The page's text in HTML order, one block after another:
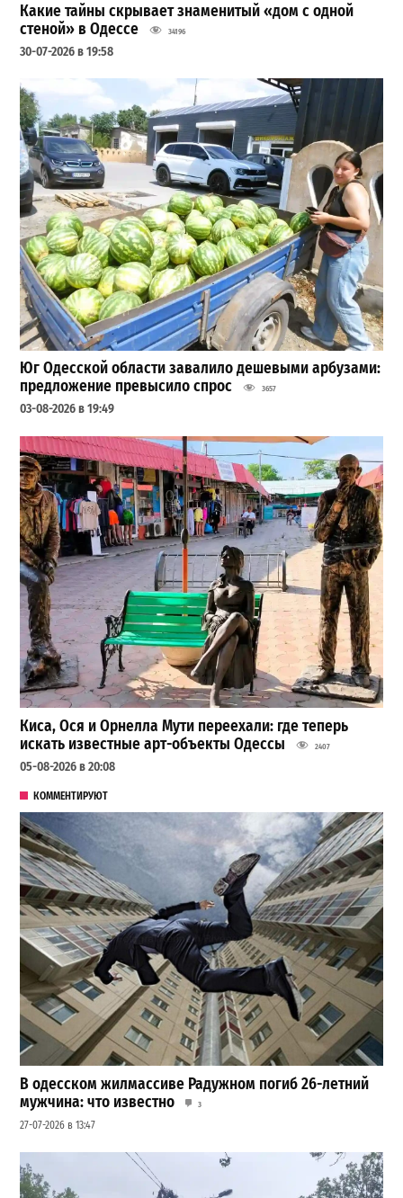
Какие тайны скрывает знаменитый «дом с одной
стеной» в Одессе
34196
30-07-2026 в 19:58
Юг Одесской области завалило дешевыми арбузами:
предложение превысило спрос
3657
03-08-2026 в 19:49
Киса, Ося и Орнелла Мути переехали: где теперь
искать известные арт-объекты Одессы
2407
05-08-2026 в 20:08
КОММЕНТИРУЮТ
В одесском жилмассиве Радужном погиб 26-летний
мужчина: что известно
3
27-07-2026 в 13:47